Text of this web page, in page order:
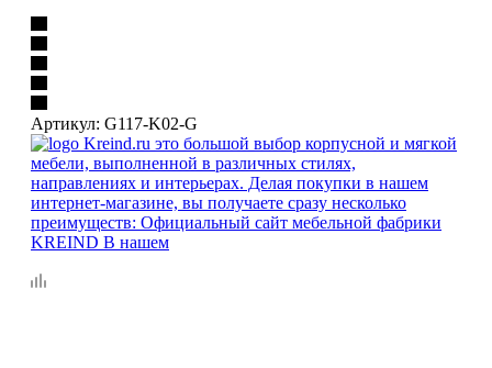
Артикул: G117-K02-G